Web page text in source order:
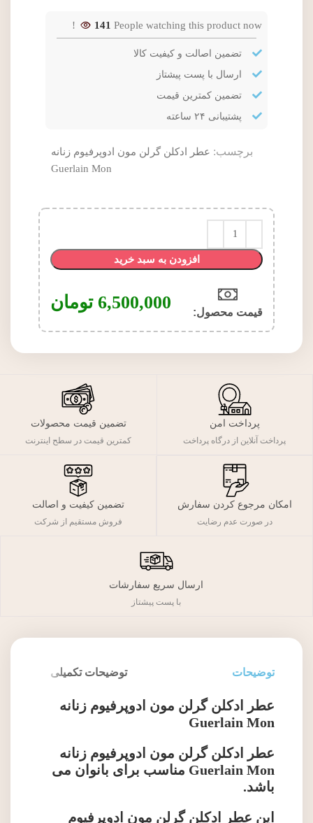
141 People watching this product now!
تضمین اصالت و کیفیت کالا
ارسال با پست پیشتاز
تضمین کمترین قیمت
پشتیبانی ۲۴ ساعته
برچسب: عطر ادکلن گرلن مون ادوپرفیوم زنانه
Guerlain Mon
افزودن به سبد خرید
قیمت محصول:​ 6,500,000 تومان
پرداخت امن
پرداخت آنلاین از درگاه پرداخت
تضمین قیمت محصولات
کمترین قیمت در سطح اینترنت
امکان مرجوع کردن سفارش
در صورت عدم رضایت
تضمین کیفیت و اصالت
فروش مستقیم از شرکت
ارسال سریع سفارشات
با پست پیشتاز
توضیحات توضیحات تکمیلی
عطر ادکلن گرلن مون ادوپرفیوم زنانه
Guerlain Mon
عطر ادکلن گرلن مون ادوپرفیوم زنانه
Guerlain Mon مناسب برای بانوان می
باشد.
این عطر ادکلن گرلن مون ادوپرفیوم